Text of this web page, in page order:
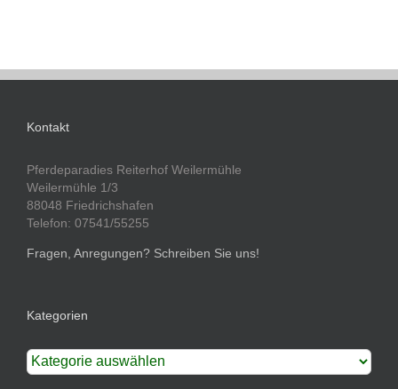
Kontakt
Pferdeparadies Reiterhof Weilermühle
Weilermühle 1/3
88048 Friedrichshafen
Telefon: 07541/55255
Fragen, Anregungen? Schreiben Sie uns!
Kategorien
Kategorien